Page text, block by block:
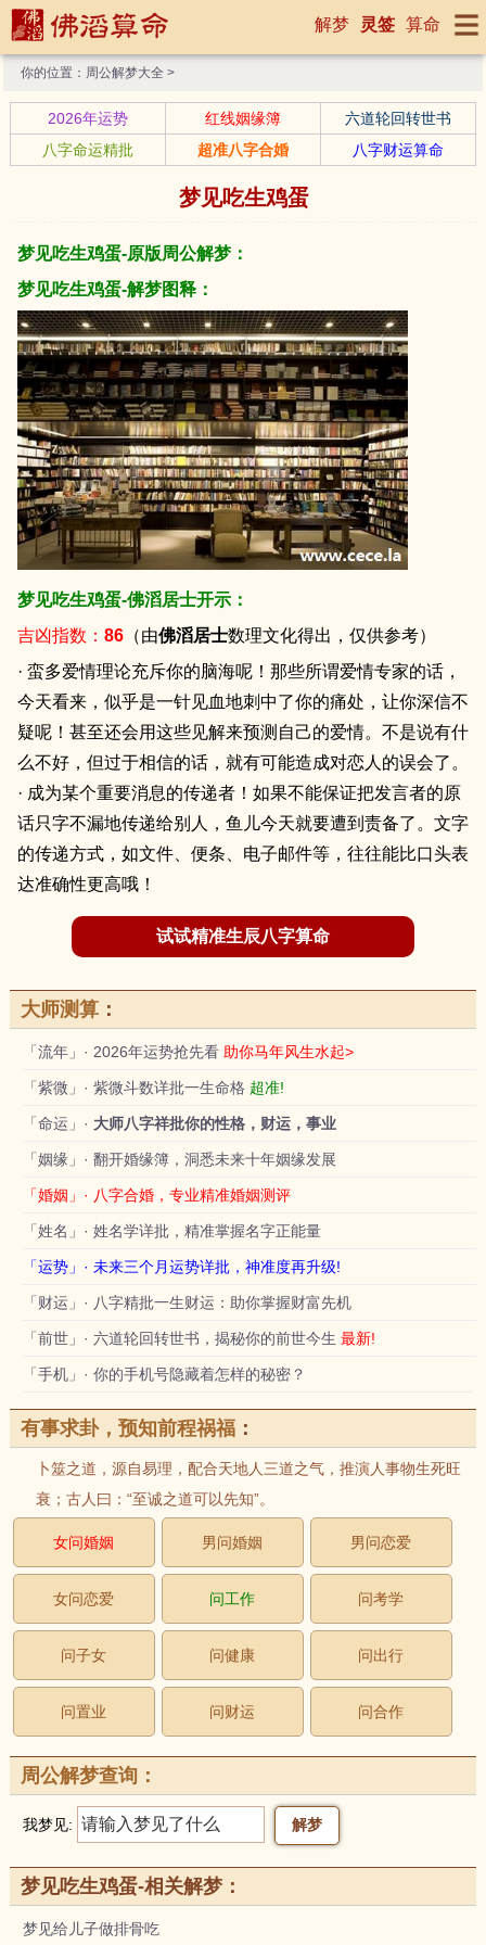
解梦 灵签 算命
你的位置： 周公解梦大全 >
2026年运势 红线姻缘簿
六道轮回转世书
八字命运精批
超准八字合婚 八字财运算命
梦见吃生鸡蛋
梦见吃生鸡蛋-原版周公解梦：
梦见吃生鸡蛋-解梦图释：
梦见吃生鸡蛋-佛滔居士开示：
吉凶指数： 86 （由佛滔居士数理文化得出，仅供参考）
· 蛮多爱情理论充斥你的脑海呢！那些所谓爱情专家的话，
今天看来，似乎是一针见血地刺中了你的痛处，让你深信不
疑呢！甚至还会用这些见解来预测自己的爱情。不是说有什
么不好，但过于相信的话，就有可能造成对恋人的误会了。
· 成为某个重要消息的传递者！如果不能保证把发言者的原
话只字不漏地传递给别人，鱼儿今天就要遭到责备了。文字
的传递方式，如文件、便条、电子邮件等，往往能比口头表
达准确性更高哦！
试试精准生辰八字算命
大师测算：
「流年」· 2026年运势抢先看 助你马年风生水起>
「紫微」· 紫微斗数详批一生命格 超准!
「命运」· 大师八字祥批你的性格，财运，事业
「姻缘」· 翻开婚缘簿，洞悉未来十年姻缘发展
「婚姻」· 八字合婚，专业精准婚姻测评
「姓名」· 姓名学详批，精准掌握名字正能量
「运势」· 未来三个月运势详批，神准度再升级!
「财运」· 八字精批一生财运：助你掌握财富先机
「前世」· 六道轮回转世书，揭秘你的前世今生 最新!
「手机」· 你的手机号隐藏着怎样的秘密？
有事求卦，预知前程祸福：
卜筮之道，源自易理，配合天地人三道之气，推演人事物生死旺
衰；古人曰：“至诚之道可以先知”。
女问婚姻 男问婚姻 男问恋爱
女问恋爱 问工作 问考学
问子女 问健康 问出行
问置业 问财运 问合作
周公解梦查询：
我梦见:
梦见吃生鸡蛋-相关解梦：
梦见给儿子做排骨吃